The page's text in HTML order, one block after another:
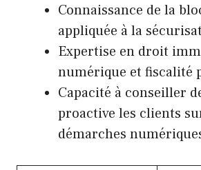
Connaissance de la
appliquée à la
Expertise en droit
numérique et fiscalité
Capacité à conseiller
proactive les clients
démarches